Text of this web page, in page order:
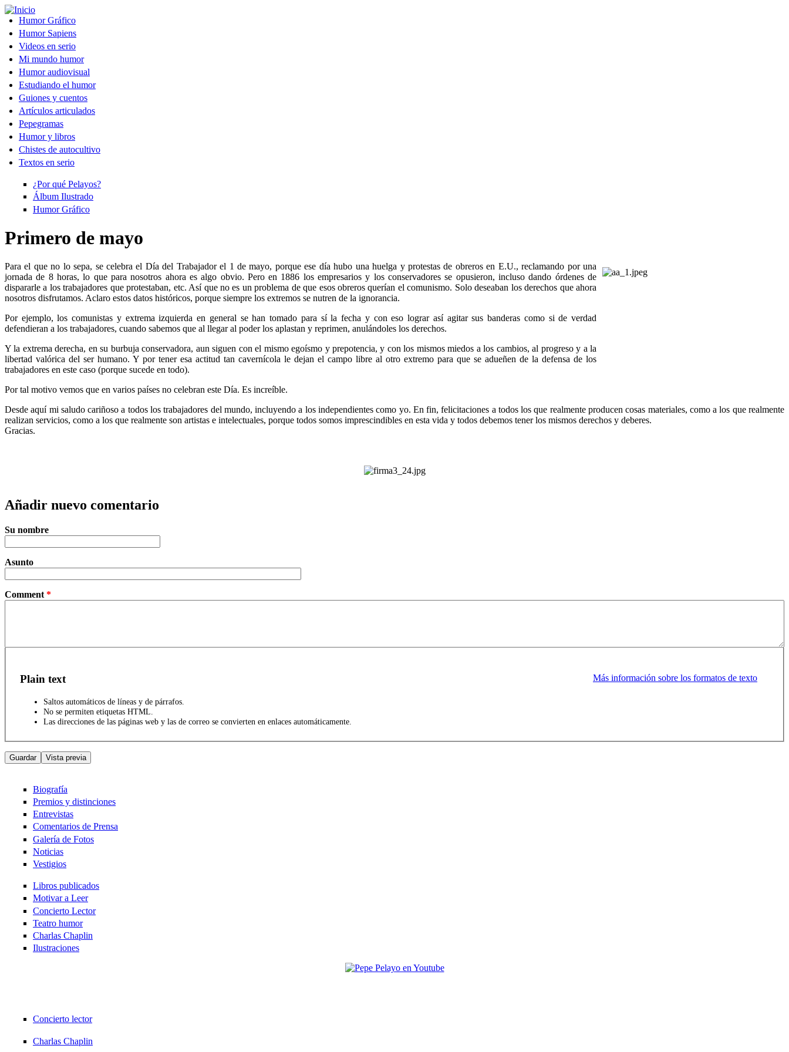
Pasar al contenido principal
Humor Gráfico
Humor Sapiens
Videos en serio
Mi mundo humor
Humor audiovisual
Estudiando el humor
Guiones y cuentos
Artículos articulados
Pepegramas
Humor y libros
Chistes de autocultivo
Textos en serio
¿Por qué Pelayos?
Álbum Ilustrado
Humor Gráfico
Primero de mayo
Para el que no lo sepa, se celebra el Día del Trabajador el 1 de mayo, porque ese día hubo una huelga y protestas de obreros en E.U., reclamando por una
jornada de 8 horas, lo que para nosotros ahora es algo obvio. Pero en 1886 los empresarios y los conservadores se opusieron, incluso dando órdenes de
dispararle a los trabajadores que protestaban, etc. Así que no es un problema de que esos obreros querían el comunismo. Solo deseaban los derechos que ahora
nosotros disfrutamos. Aclaro estos datos históricos, porque siempre los extremos se nutren de la ignorancia.
Por ejemplo, los comunistas y extrema izquierda en general se han tomado para sí la fecha y con eso lograr así agitar sus banderas como si de verdad
defendieran a los trabajadores, cuando sabemos que al llegar al poder los aplastan y reprimen, anulándoles los derechos.
Y la extrema derecha, en su burbuja conservadora, aun siguen con el mismo egoísmo y prepotencia, y con los mismos miedos a los cambios, al progreso y a la
libertad valórica del ser humano. Y por tener esa actitud tan cavernícola le dejan el campo libre al otro extremo para que se adueñen de la defensa de los
trabajadores en este caso (porque sucede en todo).
Por tal motivo vemos que en varios países no celebran este Día. Es increíble.
Desde aquí mi saludo cariñoso a todos los trabajadores del mundo, incluyendo a los independientes como yo. En fin, felicitaciones a todos los que realmente producen cosas materiales, como a los que realmente
realizan servicios, como a los que realmente son artistas e intelectuales, porque todos somos imprescindibles en esta vida y todos debemos tener los mismos derechos y deberes.
Gracias.
Añadir nuevo comentario
Su nombre
Asunto
Comment *
Más información sobre los formatos de texto
Plain text
Saltos automáticos de líneas y de párrafos.
No se permiten etiquetas HTML.
Las direcciones de las páginas web y las de correo se convierten en enlaces automáticamente.
Biografía
Premios y distinciones
Entrevistas
Comentarios de Prensa
Galería de Fotos
Noticias
Vestigios
Libros publicados
Motivar a Leer
Concierto Lector
Teatro humor
Charlas Chaplin
Ilustraciones
Concierto lector
Charlas Chaplin